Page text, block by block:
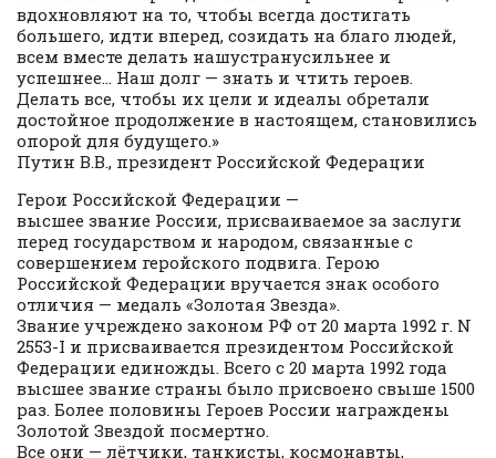
вдохновляют на то, чтобы всегда достигать
большего, идти вперед, созидать на благо людей,
всем вместе делать нашустранусильнее и
успешнее… Наш долг — знать и чтить героев.
Делать все, чтобы их цели и идеалы обретали
достойное продолжение в настоящем, становились
опорой для будущего.»
Путин В.В., президент Российской Федерации
Герои Российской Федерации —
высшее звание России, присваиваемое за заслуги
перед государством и народом, связанные с
совершением геройского подвига. Герою
Российской Федерации вручается знак особого
отличия — медаль «Золотая Звезда».
Звание учреждено законом РФ от 20 марта 1992 г. N
2553-I и присваивается президентом Российской
Федерации единожды. Всего с 20 марта 1992 года
высшее звание страны было присвоено свыше 1500
раз. Более половины Героев России награждены
Золотой Звездой посмертно.
Все они — лётчики, танкисты, космонавты,